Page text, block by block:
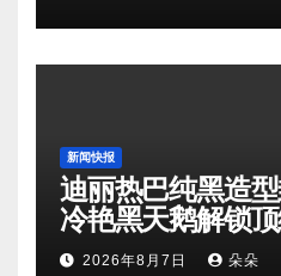
新闻快报
迪丽热巴纯黑造
冷艳黑天鹅解锁
2026年8月7日 朵朵